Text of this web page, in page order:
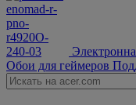
Обои для геймеров